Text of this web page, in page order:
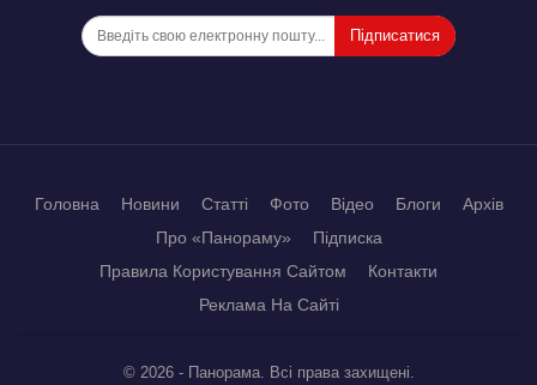
Підписатися
Головна Новини Статті Фото Відео Блоги
Архів
Про «Панораму»
Підписка
Правила Користування Сайтом
Контакти
Реклама На Сайті
© 2026 - Панорама. Всі права захищені.